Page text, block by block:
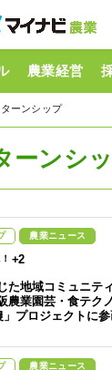
農業経営
ーンシップ
ーンシ
農業ニュース
+2
た地域コミュニテ
農業園芸・食テク
」プロジェクトに
農業ニュース